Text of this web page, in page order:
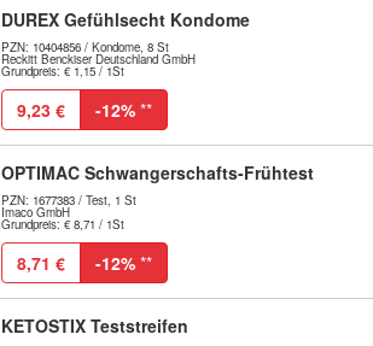
DUREX Gefühlsecht Kondome
PZN: 10404856 / Kondome, 8 St
Reckitt Benckiser Deutschland GmbH
Grundpreis: € 1,15 / 1St
9,23 € -12% **
OPTIMAC Schwangerschafts-Frühtest
PZN: 1677383 / Test, 1 St
Imaco GmbH
Grundpreis: € 8,71 / 1St
8,71 € -12% **
KETOSTIX Teststreifen